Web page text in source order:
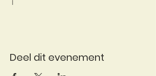
I
Deel dit evenement